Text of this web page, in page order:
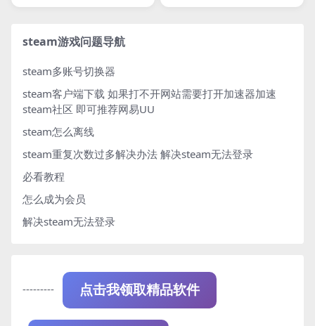
steam游戏问题导航
steam多账号切换器
steam客户端下载 如果打不开网站需要打开加速器加速
steam社区 即可推荐网易UU
steam怎么离线
steam重复次数过多解决办法 解决steam无法登录
必看教程
怎么成为会员
解决steam无法登录
--------- 点击我领取精品软件